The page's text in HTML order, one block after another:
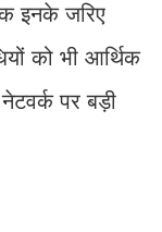
इनके जरिए
को भी आर्थिक
पर बड़ी